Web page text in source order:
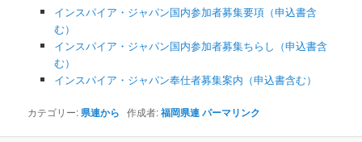
インスパイア・ジャパン国内参加者募集要項（申込書含
む）
インスパイア・ジャパン国内参加者募集ちらし（申込書含
む）
インスパイア・ジャパン奉仕者募集案内（申込書含む）
カテゴリー:県連から 作成者:福岡県連パーマリンク